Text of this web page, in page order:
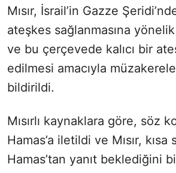
Mısır, İsrail’in Gazze
ateşkes sağlanmasına
ve bu çerçevede kalıcı bir
edilmesi amacıyla
bildirildi.
Mısırlı kaynaklara göre, söz
Hamas’a iletildi ve Mısır,
Hamas’tan yanıt beklediğini